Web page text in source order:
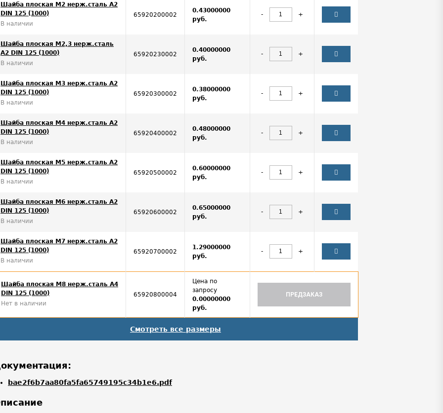
Шайба плоская М2 нерж.сталь А2
DIN 125 (1000)
В наличии
65920200002
0.43000000
руб.
- +
Шайба плоская М2,3 нерж.сталь
А2 DIN 125 (1000)
В наличии
65920230002
0.40000000
руб.
- +
Шайба плоская М3 нерж.сталь А2
DIN 125 (1000)
В наличии
65920300002
0.38000000
руб.
- +
Шайба плоская M4 нерж.сталь А2
DIN 125 (1000)
В наличии
65920400002
0.48000000
руб.
- +
Шайба плоская M5 нерж.сталь А2
DIN 125 (1000)
В наличии
65920500002
0.60000000
руб.
- +
Шайба плоская М6 нерж.сталь А2
DIN 125 (1000)
В наличии
65920600002
0.65000000
руб.
- +
Шайба плоская М7 нерж.сталь А2
DIN 125 (1000)
В наличии
65920700002
1.29000000
руб.
- +
Шайба плоская М8 нерж.сталь А4
DIN 125 (1000)
Нет в наличии
65920800004
Цена по
запросу
0.00000000
руб.
ПРЕДЗАКАЗ
Смотреть все размеры
bae2f6b7aa80fa5fa65749195c34b1e6.pdf